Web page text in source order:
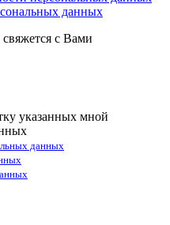
данных
с Вами
указанных мной
данных